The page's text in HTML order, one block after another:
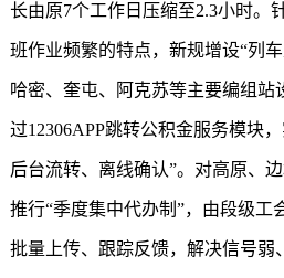
长由原7个工作日压缩至2.3小时。
班作业频繁的特点，新规增设“列
哈密、奎屯、阿克苏等主要编组站
过12306APP跳转公积金服务模块
后台流转、离线确认”。对高原、
推行“季度集中代办制”，由段级工
批量上传、跟踪反馈，解决信号弱